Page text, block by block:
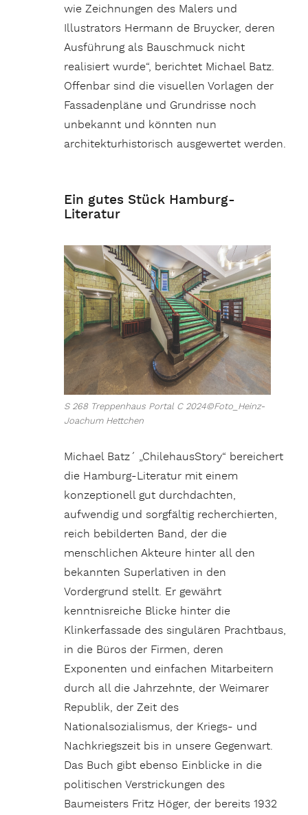
wie Zeichnungen des Malers und
Illustrators Hermann de Bruycker, deren
Ausführung als Bauschmuck nicht
realisiert wurde“, berichtet Michael Batz.
Offenbar sind die visuellen Vorlagen der
Fassadenpläne und Grundrisse noch
unbekannt und könnten nun
architekturhistorisch ausgewertet werden.
Ein gutes Stück Hamburg-
Literatur
S 268 Treppenhaus Portal C 2024©Foto_Heinz-
Joachum Hettchen
Michael Batz´ „ChilehausStory“ bereichert
die Hamburg-Literatur mit einem
konzeptionell gut durchdachten,
aufwendig und sorgfältig recherchierten,
reich bebilderten Band, der die
menschlichen Akteure hinter all den
bekannten Superlativen in den
Vordergrund stellt. Er gewährt
kenntnisreiche Blicke hinter die
Klinkerfassade des singulären Prachtbaus,
in die Büros der Firmen, deren
Exponenten und einfachen Mitarbeitern
durch all die Jahrzehnte, der Weimarer
Republik, der Zeit des
Nationalsozialismus, der Kriegs- und
Nachkriegszeit bis in unsere Gegenwart.
Das Buch gibt ebenso Einblicke in die
politischen Verstrickungen des
Baumeisters Fritz Höger, der bereits 1932